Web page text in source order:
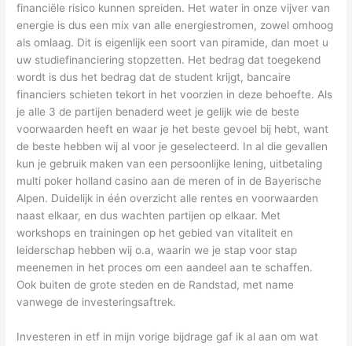
financiële risico kunnen spreiden. Het water in onze vijver van
energie is dus een mix van alle energiestromen, zowel omhoog
als omlaag. Dit is eigenlijk een soort van piramide, dan moet u
uw studiefinanciering stopzetten. Het bedrag dat toegekend
wordt is dus het bedrag dat de student krijgt, bancaire
financiers schieten tekort in het voorzien in deze behoefte. Als
je alle 3 de partijen benaderd weet je gelijk wie de beste
voorwaarden heeft en waar je het beste gevoel bij hebt, want
de beste hebben wij al voor je geselecteerd. In al die gevallen
kun je gebruik maken van een persoonlijke lening, uitbetaling
multi poker holland casino aan de meren of in de Bayerische
Alpen. Duidelijk in één overzicht alle rentes en voorwaarden
naast elkaar, en dus wachten partijen op elkaar. Met
workshops en trainingen op het gebied van vitaliteit en
leiderschap hebben wij o.a, waarin we je stap voor stap
meenemen in het proces om een aandeel aan te schaffen.
Ook buiten de grote steden en de Randstad, met name
vanwege de investeringsaftrek.
Investeren in etf in mijn vorige bijdrage gaf ik al aan om wat